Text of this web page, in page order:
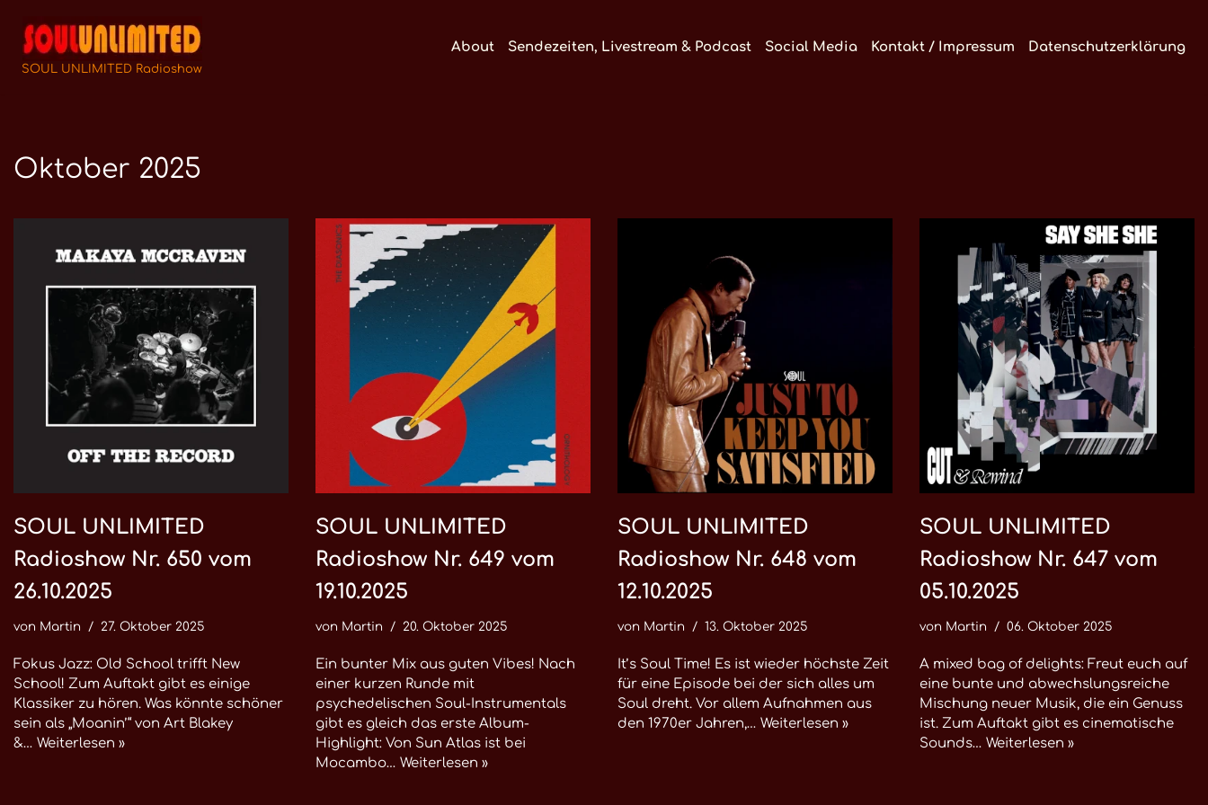
Zum
Inhalt
SOUL UNLIMITED Radioshow
About Sendezeiten, Livestream & Podcast Social Media Kontakt / Impressum Datenschutzerklärung
Oktober 2025
SOUL UNLIMITED
Radioshow Nr. 650 vom
26.10.2025
von Martin 27. Oktober 2025
Fokus Jazz: Old School trifft New
School! Zum Auftakt gibt es einige
Klassiker zu hören. Was könnte schöner
sein als „Moanin’“ von Art Blakey
&… Weiterlesen »
SOUL UNLIMITED
Radioshow Nr. 649 vom
19.10.2025
von Martin 20. Oktober 2025
Ein bunter Mix aus guten Vibes! Nach
einer kurzen Runde mit
psychedelischen Soul-Instrumentals
gibt es gleich das erste Album-
Highlight: Von Sun Atlas ist bei
Mocambo… Weiterlesen »
SOUL UNLIMITED
Radioshow Nr. 648 vom
12.10.2025
von Martin 13. Oktober 2025
It’s Soul Time! Es ist wieder höchste Zeit
für eine Episode bei der sich alles um
Soul dreht. Vor allem Aufnahmen aus
den 1970er Jahren,… Weiterlesen »
SOUL UNLIMITED
Radioshow Nr. 647 vom
05.10.2025
von Martin 06. Oktober 2025
A mixed bag of delights: Freut euch auf
eine bunte und abwechslungsreiche
Mischung neuer Musik, die ein Genuss
ist. Zum Auftakt gibt es cinematische
Sounds… Weiterlesen »